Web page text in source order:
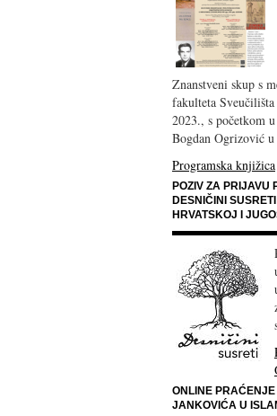
Znanstveni skup s
fakulteta
2023., s početkom
Bogdan Ogrizović
Programska knjižica
POZIV ZA PRIJAVU
DESNIČINI
HRVATSKOJ I
ONLINE
JANKOVIĆA U